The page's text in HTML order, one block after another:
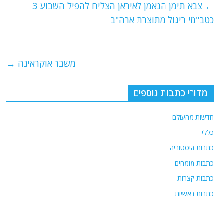
s
A
g
ra
l
er
e ←
צבא תימן הנאמן לאיראן הצליח להפיל השבוע 3
כטב"מי ריגול מתוצרת ארה"ב
משבר אוקראינה →
מדורי כתבות נוספים
חדשות מהעולם
כללי
כתבות היסטוריה
כתבות מומחים
כתבות קצרות
כתבות ראשיות